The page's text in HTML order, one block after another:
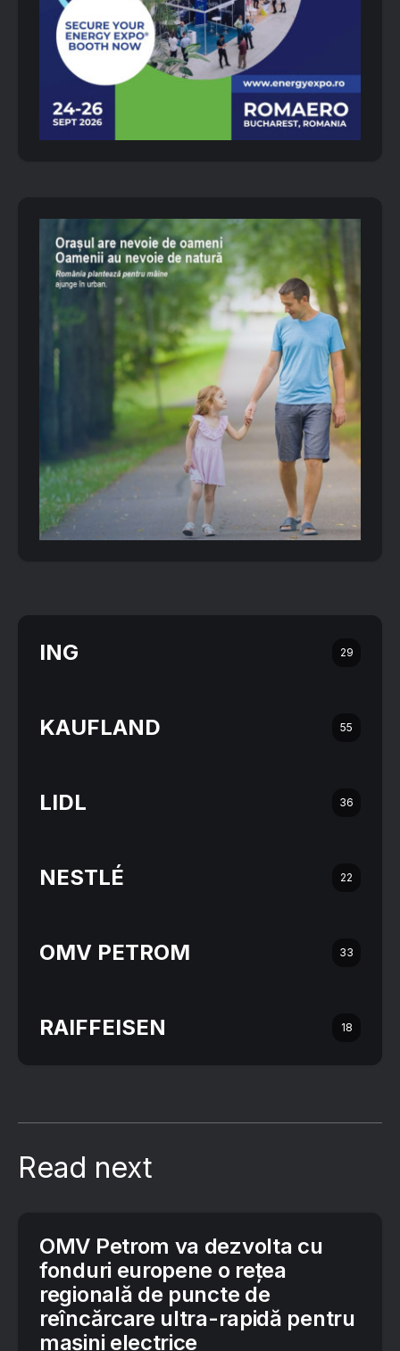
ING 29
KAUFLAND 55
LIDL 36
NESTLÉ 22
OMV PETROM 33
RAIFFEISEN 18
Read next
OMV Petrom va dezvolta cu
fonduri europene o rețea
regională de puncte de
reîncărcare ultra-rapidă pentru
mașini electrice